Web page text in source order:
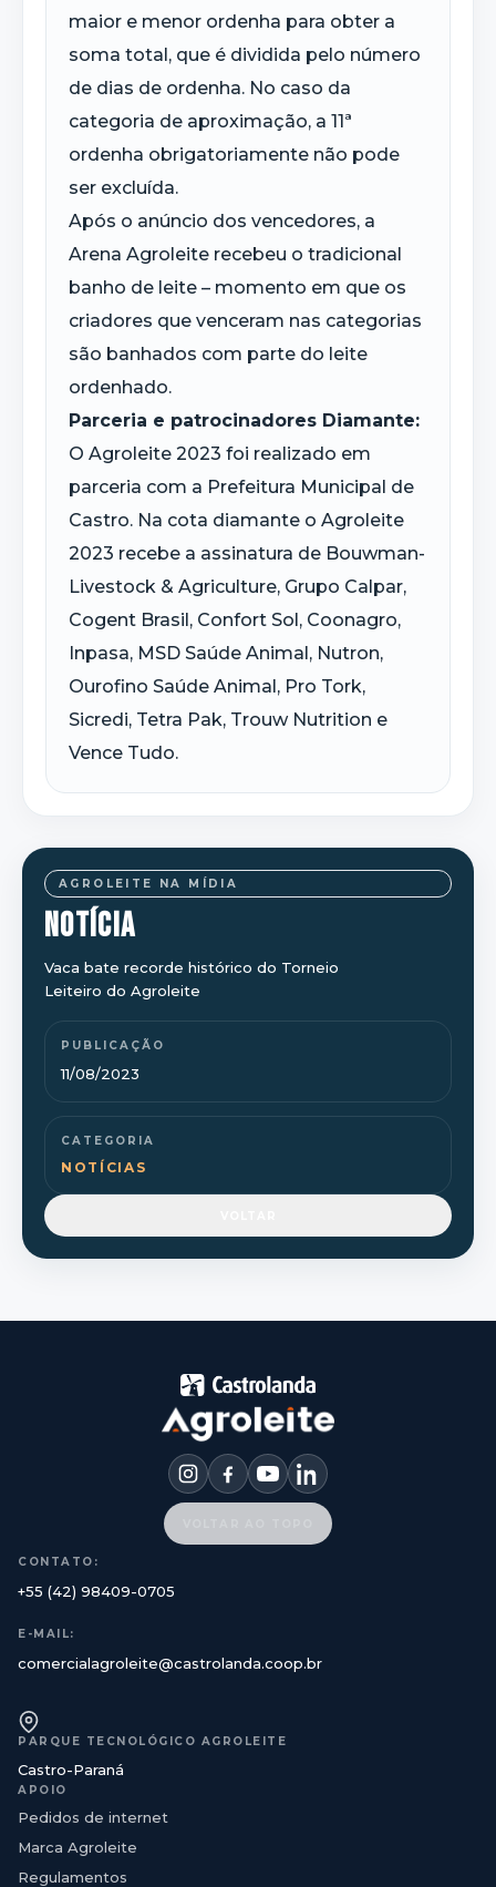
AGROLEITE NA MÍDIA
NOTÍCIA
Vaca bate recorde histórico do Torneio
Leiteiro do Agroleite
PUBLICAÇÃO
11/08/2023
CATEGORIA
NOTÍCIAS
maior e menor ordenha para obter a
soma total, que é dividida pelo número
de dias de ordenha. No caso da
categoria de aproximação, a 11ª
ordenha obrigatoriamente não pode
ser excluída.
Após o anúncio dos vencedores, a
Arena Agroleite recebeu o tradicional
banho de leite – momento em que os
criadores que venceram nas categorias
são banhados com parte do leite
ordenhado.
Parceria e patrocinadores Diamante:
O Agroleite 2023 foi realizado em
parceria com a Prefeitura Municipal de
Castro. Na cota diamante o Agroleite
2023 recebe a assinatura de Bouwman-
Livestock & Agriculture, Grupo Calpar,
Cogent Brasil, Confort Sol, Coonagro,
Inpasa, MSD Saúde Animal, Nutron,
Ourofino Saúde Animal, Pro Tork,
Sicredi, Tetra Pak, Trouw Nutrition e
Vence Tudo.
CONTATO:
+55 (42) 98409-0705
E-MAIL:
comercialagroleite@castrolanda.coop.br
PARQUE TECNOLÓGICO AGROLEITE
Castro-Paraná
APOIO
Pedidos de internet
Marca Agroleite
Regulamentos